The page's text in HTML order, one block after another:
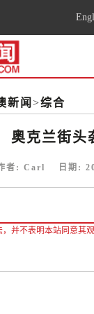
新闻 >综合
奥克兰街头
者: Carl 日期:
并不表明本站同意其